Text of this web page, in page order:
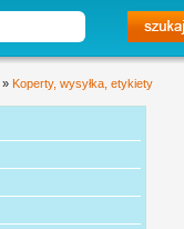
» Koperty, wysyłka, etykiety